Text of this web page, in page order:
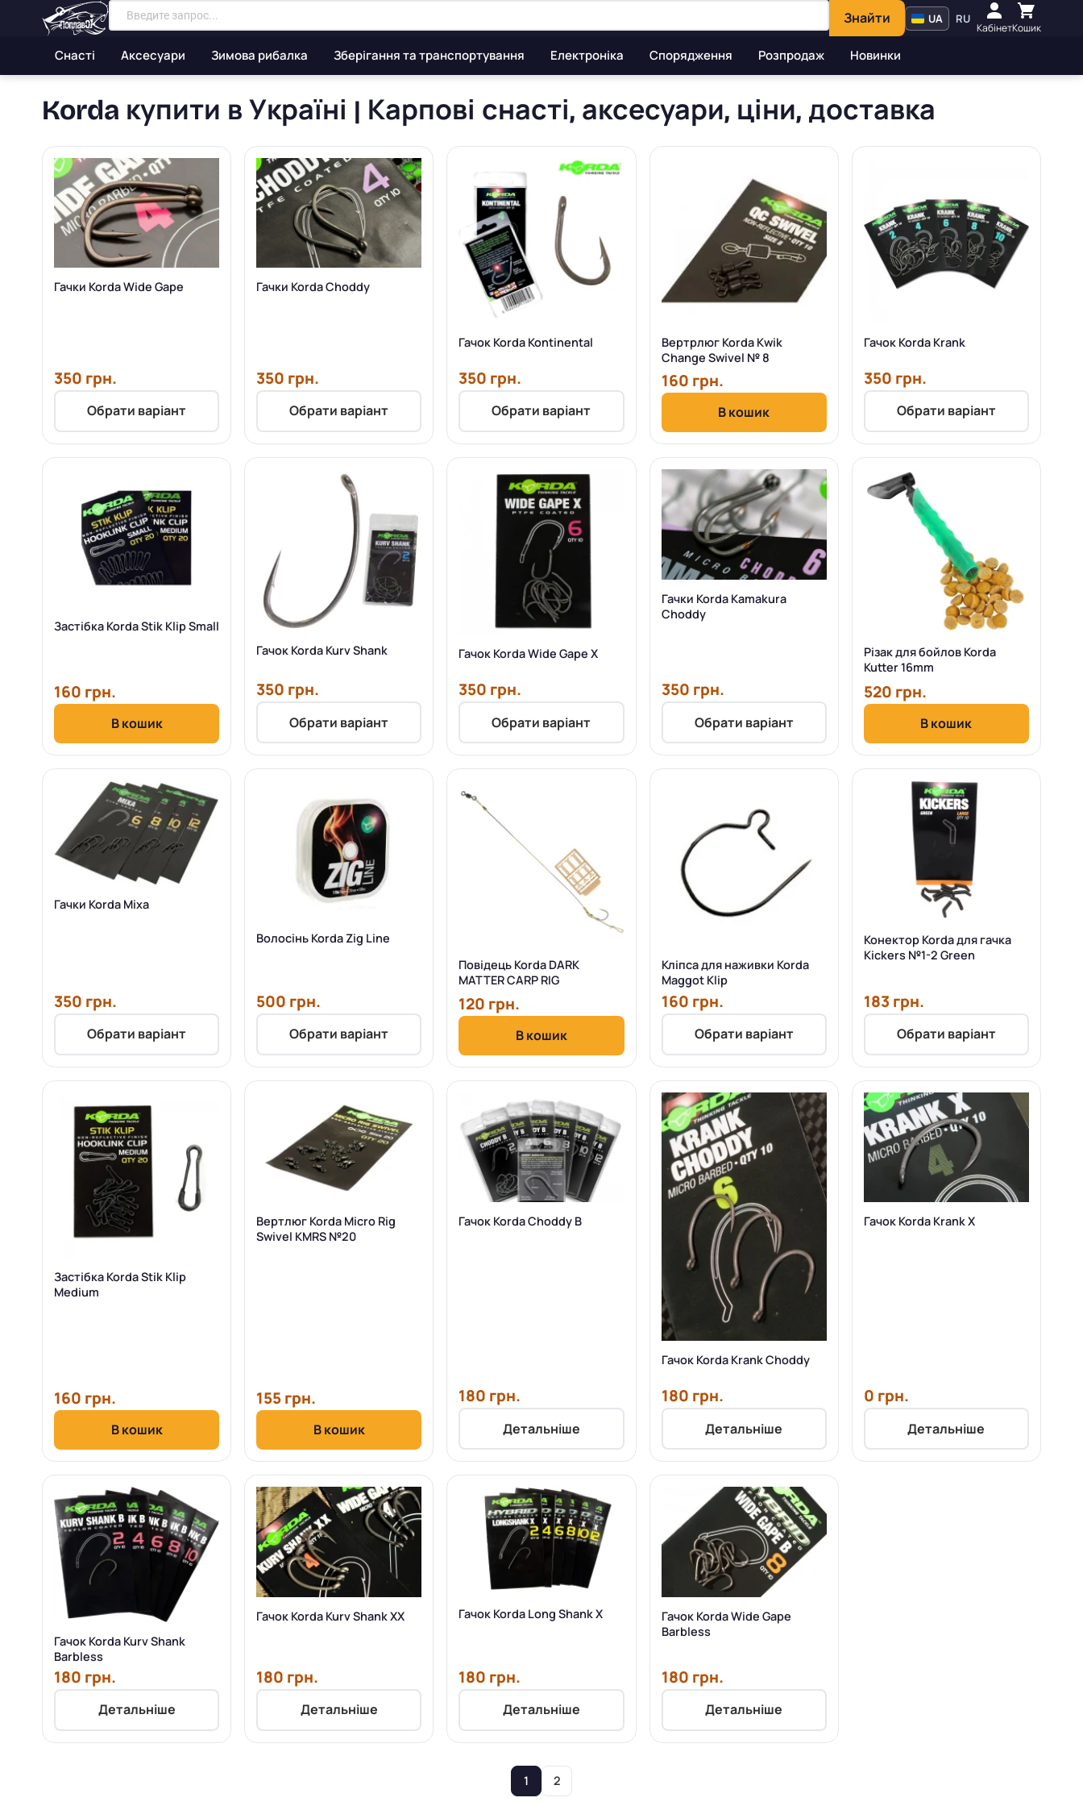
Знайти UA RU
КабінетКошик
Снасті Аксесуари Зимова рибалка Зберігання та транспортування Електроніка Спорядження Розпродаж Новинки
Korda купити в Україні | Карпові снасті, аксесуари, ціни, доставка
Гачки Korda Wide Gape
350 грн.
Обрати варіант
Гачки Korda Choddy
350 грн.
Обрати варіант
Гачок Korda Kontinental
350 грн.
Обрати варіант
Вертрлюг Korda Kwik
Change Swivel № 8
160 грн.
В кошик
Гачок Korda Krank
350 грн.
Обрати варіант
Застібка Korda Stik Klip Small
160 грн.
В кошик
Гачок Korda Kurv Shank
350 грн.
Обрати варіант
Гачок Korda Wide Gape X
350 грн.
Обрати варіант
Гачки Korda Kamakura
Choddy
350 грн.
Обрати варіант
Різак для бойлов Korda
Kutter 16mm
520 грн.
В кошик
Гачки Korda Mixa
350 грн.
Обрати варіант
Волосінь Korda Zig Line
500 грн.
Обрати варіант
Повідець Korda DARK
MATTER CARP RIG
120 грн.
В кошик
Кліпса для наживки Korda
Maggot Klip
160 грн.
Обрати варіант
Конектор Korda для гачка
Kickers №1-2 Green
183 грн.
Обрати варіант
Застібка Korda Stik Klip
Medium
160 грн.
В кошик
Вертлюг Korda Micro Rig
Swivel KMRS №20
155 грн.
В кошик
Гачок Korda Choddy B
180 грн.
Детальніше
Гачок Korda Krank Choddy
180 грн.
Детальніше
Гачок Korda Krank X
0 грн.
Детальніше
Гачок Korda Kurv Shank
Barbless
180 грн.
Детальніше
Гачок Korda Kurv Shank XX
180 грн.
Детальніше
Гачок Korda Long Shank X
180 грн.
Детальніше
Гачок Korda Wide Gape
Barbless
180 грн.
Детальніше
1 2